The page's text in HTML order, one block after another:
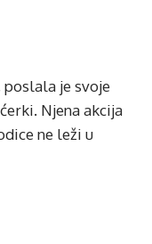
je svoje
Njena akcija
ne leži u